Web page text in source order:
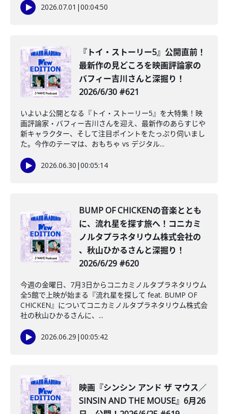
2026.07.01 |00:04:50
『トイ・ストーリー5』公開直前！
最新作の見どころを映画評論家の
バフィー吉川さんと深掘り！
2026/6/30 #621
いよいよ公開となる『トイ・ストーリー5』を大特集！映
画評論家・バフィー吉川さんを迎え、最新作のあらすじや
新キャラクター、そして注目ポイントをたっぷり伺いまし
た。今作のテーマは、おもちゃ vs デジタル...
2026.06.30 |00:05:14
BUMP OF CHICKENの音楽ととも
に、流れ星を探す旅へ！コニカミ
ノルタプラネタリウム株式会社の
、秋山ひかるさんと深掘り！
2026/6/29 #620
今週の金曜日、7月3日からコニカミノルタプラネタリウム
全5館で上映が始まる『流れ星を探して feat. BUMP OF
CHICKEN』についてコニカミノルタプラネタリウム株式会
社の秋山ひかるさんに、...
2026.06.29 |00:05:42
映画『シンシン アンド ザ マウス／
SINSIN AND THE MOUSE』6月26